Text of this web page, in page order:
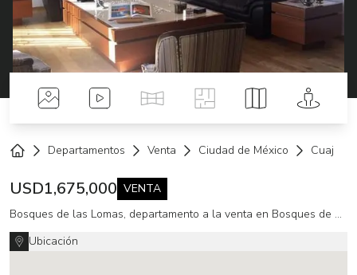
Fotos Videos Tour VirtualPlanos Mapa Street
Departamentos Venta Ciudad de México
USD1,675,000 VENTA
Bosques de las Lomas, departamento a la venta en Bosques de Tabachines (MT)
Ubicación